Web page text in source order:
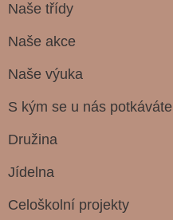
Naše třídy
Naše akce
Naše výuka
S kým se u nás potkáváte
Družina
Jídelna
Celoškolní projekty